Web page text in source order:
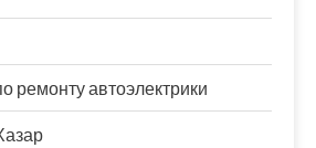
ремонту автоэлектрики